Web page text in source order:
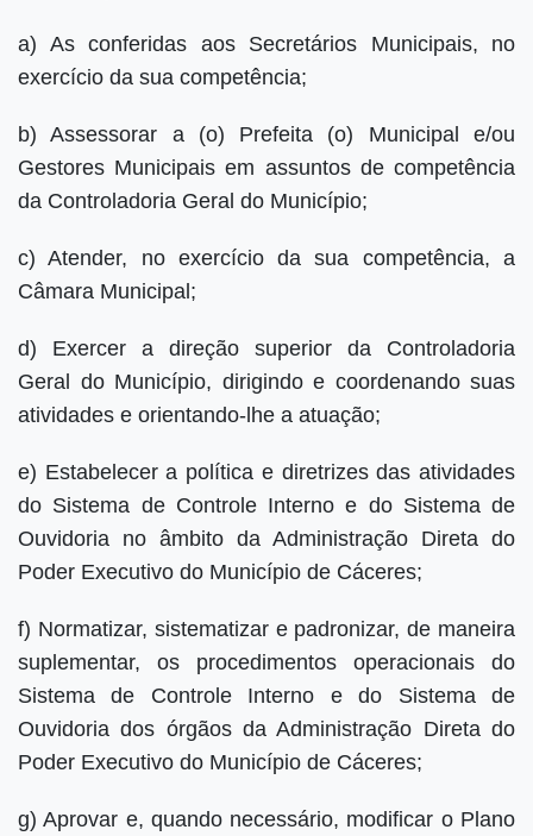
a) As conferidas aos Secretários Municipais, no
exercício da sua competência;
b) Assessorar a (o) Prefeita (o) Municipal e/ou
Gestores Municipais em assuntos de competência
da Controladoria Geral do Município;
c) Atender, no exercício da sua competência, a
Câmara Municipal;
d) Exercer a direção superior da Controladoria
Geral do Município, dirigindo e coordenando suas
atividades e orientando-lhe a atuação;
e) Estabelecer a política e diretrizes das atividades
do Sistema de Controle Interno e do Sistema de
Ouvidoria no âmbito da Administração Direta do
Poder Executivo do Município de Cáceres;
f) Normatizar, sistematizar e padronizar, de maneira
suplementar, os procedimentos operacionais do
Sistema de Controle Interno e do Sistema de
Ouvidoria dos órgãos da Administração Direta do
Poder Executivo do Município de Cáceres;
g) Aprovar e, quando necessário, modificar o Plano